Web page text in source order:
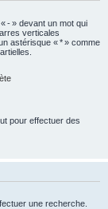
- » devant un mot qui
verticales
astérisque « * » comme
pour effectuer des
une recherche.